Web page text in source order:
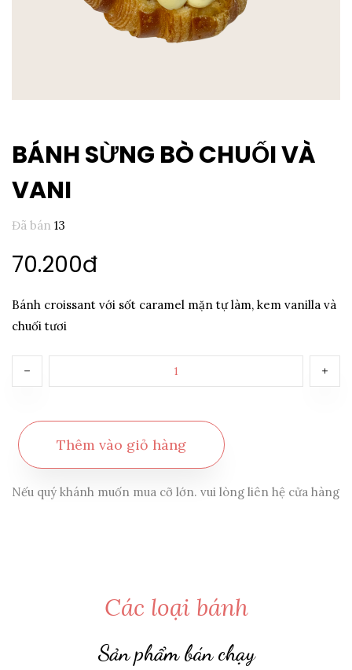
BÁNH SỪNG BÒ CHUỐI VÀ
VANI
Đã bán 13
70.200đ
Bánh croissant với sốt caramel mặn tự làm, kem vanilla và
chuối tươi
Thêm vào giỏ hàng
Nếu quý khánh muốn mua cỡ lớn. vui lòng liên hệ cửa hàng
Các loại bánh
Sản phẩm bán chạy